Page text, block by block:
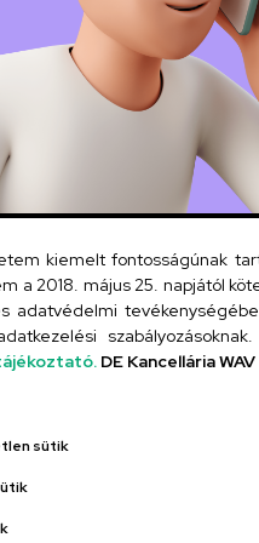
kiemelt fontosságúnak
a 2018. május 25. napjától
adatvédelmi
DE Kancellária
sütik